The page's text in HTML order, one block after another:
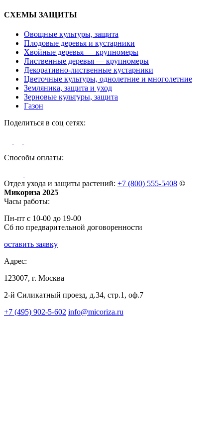
СХЕМЫ ЗАЩИТЫ
Овощные культуры, защита
Плодовые деревья и кустарники
Хвойные деревья — крупномеры
Лиственные деревья — крупномеры
Декоративно-лиственные кустарники
Цветочные культуры, однолетние и многолетние
Земляника, защита и уход
Зерновые культуры, защита
Газон
Поделиться в соц сетях:
Способы оплаты:
Отдел ухода и защиты растений: +7 (800) 555-5408 ©
Микориза 2025
Часы работы:
Пн-пт с 10-00 до 19-00
Сб по предварительной договоренности
оставить заявку
Адрес:
123007, г. Москва
2-й Силикатный проезд, д.34, стр.1, оф.7
+7 (495) 902-5-602 info@micoriza.ru